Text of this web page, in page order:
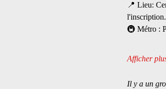
📍 Lieu:
l'inscription.
🚇 Métro :
Afficher
Il y a un